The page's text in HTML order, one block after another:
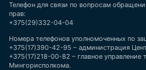
Телефон для связи по вопросам
прав:
+375(29)332-04-04
Номера телефонов уполномоченных по
+375(17)390-42-95 – администрация
+375(17)218-00-82 – главное управление
Мингорисполкома.